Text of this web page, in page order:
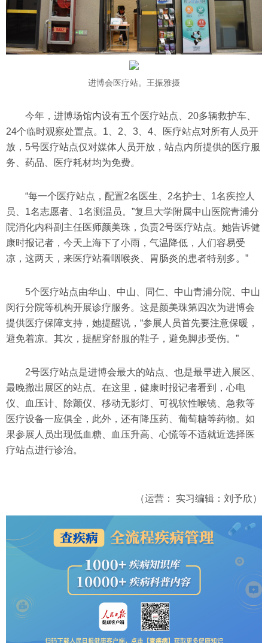
进博会医疗站。王振雅摄
今年，进博场馆内设有五个医疗站点、20多辆救护车、
24个临时观察处置点。1、2、3、4、医疗站点对所有人员开
放，5号医疗站点仅对媒体人员开放，站点内所提供的医疗服
务、药品、医疗耗材均为免费。
“每一个医疗站点，配置2名医生、2名护士、1名疾控人
员、1名志愿者、1名测温员。”复旦大学附属中山医院青浦分
院消化内科副主任医师颜美珠，负责2号医疗站点。她告诉健
康时报记者，今天上海下了小雨，气温降低，人们容易受
凉，这两天，来医疗站看咽喉炎、胃肠炎的患者特别多。”
5个医疗站点由华山、中山、同仁、中山青浦分院、中山
闵行分院等机构开展诊疗服务。这是颜美珠第四次为进博会
提供医疗保障支持，她提醒说，“参展人员首先要注意保暖，
避免着凉。其次，提醒穿舒服的鞋子，避免脚步受伤。”
2号医疗站点是进博会最大的站点、也是最早进入展区、
最晚撤出展区的站点。在这里，健康时报记者看到，心电
仪、血压计、除颤仪、移动无影灯、可视软性喉镜、急救等
医疗设备一应俱全，此外，还有降压药、葡萄糖等药物。如
果参展人员出现低血糖、血压升高、心慌等不适就近选择医
疗站点进行诊治。
（运营： 实习编辑：刘予欣）